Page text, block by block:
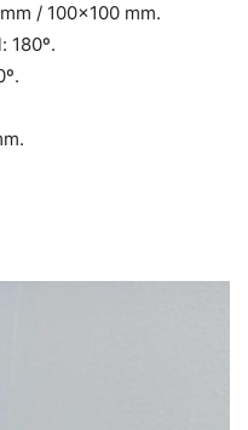
/ 100×100 mm.
180º.